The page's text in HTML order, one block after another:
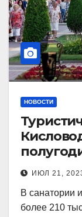
НОВОСТИ
ИЮЛ 21,
В санатории
более 210